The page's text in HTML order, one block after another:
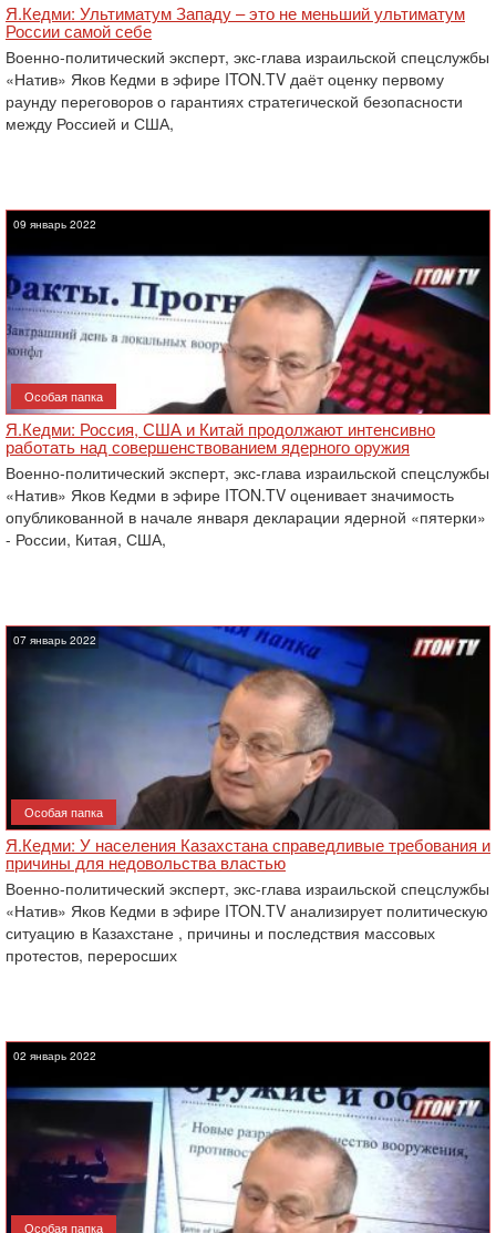
Я.Кедми: Ультиматум Западу – это не меньший ультиматум
России самой себе
Военно-политический эксперт, экс-глава израильской спецслужбы
«Натив» Яков Кедми в эфире ITON.TV даёт оценку первому
раунду переговоров о гарантиях стратегической безопасности
между Россией и США,
09 январь 2022
Особая папка
Я.Кедми: Россия, США и Китай продолжают интенсивно
работать над совершенствованием ядерного оружия
Военно-политический эксперт, экс-глава израильской спецслужбы
«Натив» Яков Кедми в эфире ITON.TV оценивает значимость
опубликованной в начале января декларации ядерной «пятерки»
- России, Китая, США,
07 январь 2022
Особая папка
Я.Кедми: У населения Казахстана справедливые требования и
причины для недовольства властью
Военно-политический эксперт, экс-глава израильской спецслужбы
«Натив» Яков Кедми в эфире ITON.TV анализирует политическую
ситуацию в Казахстане , причины и последствия массовых
протестов, переросших
02 январь 2022
Особая папка